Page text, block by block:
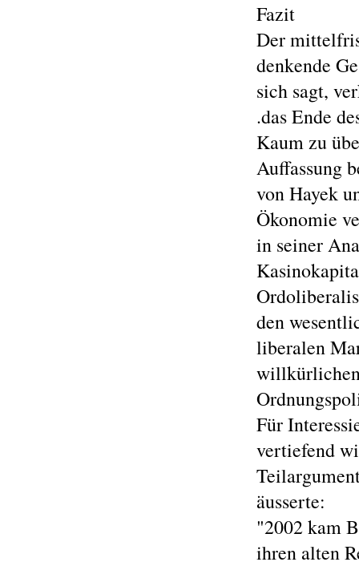
Fazit
Der
denkende
sich sagt,
.das Ende
Kaum zu
Auffassung
von Hayek
Ökonomie
in seiner
den
liberalen
Für
vertiefend
äusserte:
"2002 kam
ihren alten